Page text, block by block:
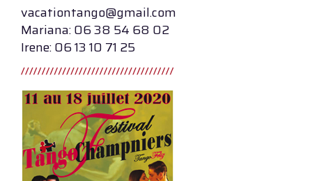
vacationtango@gmail.com
Mariana: 06 38 54 68 02
Irene: 06 13 10 71 25